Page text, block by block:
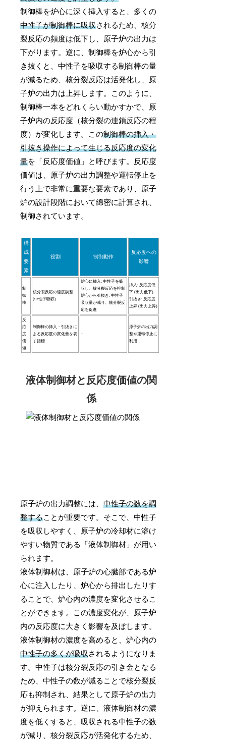
制御棒を炉心に深く挿入すると、多くの
中性子が制御棒に吸収されるため、核分
裂反応の頻度は低下し、原子炉の出力は
下がります。逆に、制御棒を炉心から引
き抜くと、中性子を吸収する制御棒の量
が減るため、核分裂反応は活発化し、原
子炉の出力は上昇します。このように、
制御棒一本をどれくらい動かすかで、原
子炉内の反応度（核分裂の連鎖反応の程
度）が変化します。この制御棒の挿入・
引抜き操作によって生じる反応度の変化
量を「反応度価値」と呼びます。反応度
価値は、原子炉の出力調整や運転停止を
行う上で非常に重要な要素であり、原子
炉の設計段階において綿密に計算され、
制御されています。
構
成
要
素
役割 制御動作
反応度への
影響
制
御
棒
核分裂反応の速度調整
(中性子吸収)
炉心に挿入: 中性子を吸
収し、核分裂反応を抑制
炉心から引抜き: 中性子
吸収量が減り、核分裂反
応を促進
挿入: 反応度低
下 (出力低下)
引抜き: 反応度
上昇 (出力上昇)
反
応
度
価
値
制御棒の挿入・引抜きに
よる反応度の変化量を表
す指標
–
原子炉の出力調
整や運転停止に
利用
液体制御材と反応度価値の関
係
原子炉の出力調整には、中性子の数を調
整することが重要です。そこで、中性子
を吸収しやすく、原子炉の冷却材に溶け
やすい物質である「液体制御材」が用い
られます。
液体制御材は、原子炉の心臓部である炉
心に注入したり、炉心から排出したりす
ることで、炉心内の濃度を変化させるこ
とができます。この濃度変化が、原子炉
内の反応度に大きく影響を及ぼします。
液体制御材の濃度を高めると、炉心内の
中性子の多くが吸収されるようになりま
す。中性子は核分裂反応の引き金となる
ため、中性子の数が減ることで核分裂反
応も抑制され、結果として原子炉の出力
が抑えられます。逆に、液体制御材の濃
度を低くすると、吸収される中性子の数
が減り、核分裂反応が活発化するため、